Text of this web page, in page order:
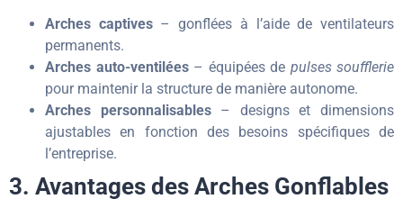
Arches captives– gonflées à l’aide de ventilateurs
permanents.
Arches auto-ventilées– équipées de pulses soufflerie
pour maintenir la structure de manière autonome.
Arches personnalisables– designs et dimensions
ajustables en fonction des besoins spécifiques de
l’entreprise.
3. Avantages des Arches Gonflables